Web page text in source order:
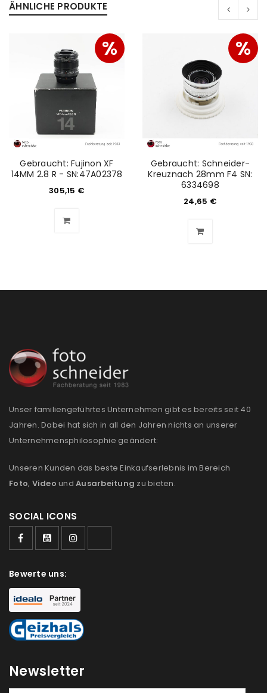
Passwort*
Anmeldeformular geschützt durch
WP Captcha
Angemeldet bleiben
PASSWORT VERGESSEN?
REGISTRIEREN
us
Ich stimme zu
Ja, ich möchte ein Kundenkonto eröffnen und
akzeptiere die Datenschutzerklärung *
ÄHNLICHE PRODUKTE
%
Gebraucht: Fujinon XF
14MM 2.8 R - SN:47A02378
305,15 €
%
Gebraucht: Schneider-
Kreuznach 28mm F4 SN:
6334698
24,65 €
Unser familiengeführtes Unternehmen gibt es bereits seit 40
Jahren. Dabei hat sich in all den Jahren nichts an unserer
Unternehmensphilosophie geändert:
Unseren Kunden das beste Einkaufserlebnis im Bereich
Foto, Video und Ausarbeitung zu bieten.
SOCIAL ICONS
Bewerte uns:
Newsletter